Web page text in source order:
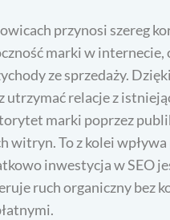
przynosi szereg
marki w internecie,
ze sprzedaży.
relacje z
marki poprzez
To z kolei
inwestycja w SEO
ruch organiczny bez